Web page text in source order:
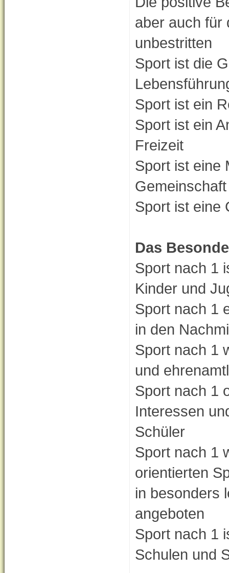
aber auch für
unbestritten
Sport ist die
Sport ist ein
Sport ist ein
Freizeit
Sport ist eine
Gemeinschaft
Sport ist eine
Das
Sport nach 1
Kinder und
Sport nach 1
in den
Sport nach 1
und
Sport nach 1
Interessen
Schüler
Sport nach 1
orientierten
in besonders
angeboten
Sport nach 1
Schulen und